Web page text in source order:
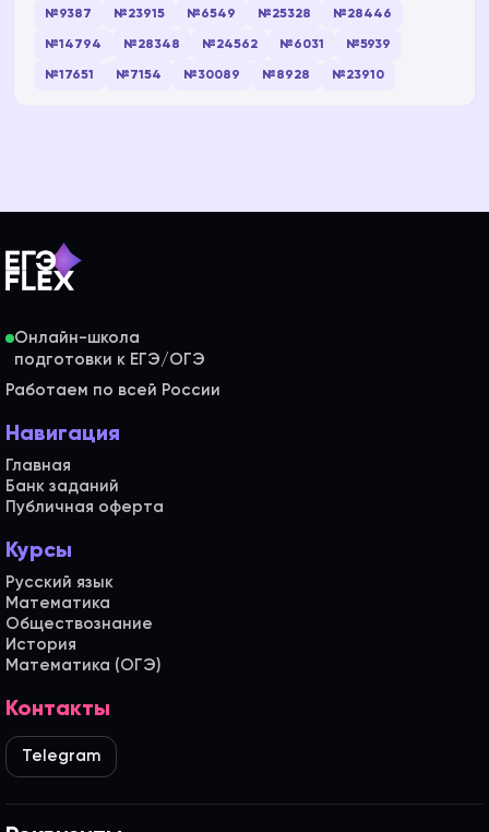
№9387 №23915 №6549 №25328 №28446
№14794 №28348 №24562 №6031 №5939
№17651 №7154 №30089 №8928 №23910
Онлайн-школа
Работаем по всей России
Навигация
Главная
Банк заданий
Публичная оферта
Курсы
Русский язык
Математика
Обществознание
История
Математика (ОГЭ)
Контакты
Telegram